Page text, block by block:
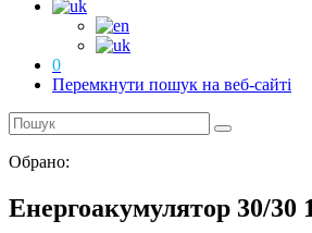
0
Перемкнути пошук на веб-сайті
Обрано:
Енергоакумулятор 30/30